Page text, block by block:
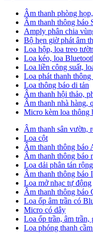
Âm thanh phòng
Âm thanh thông báo
Amply phân chia
Bộ hẹn giờ phát âm
Loa hộp, loa treo
Loa kéo, loa
Loa liền công suất,
Loa phát thanh thông
Loa thông báo di tản
Âm thanh hội thảo,
Âm thanh nhà hàng,
Micro kèm loa thông
Âm thanh sân vườn,
Loa cột
Âm thanh thông báo
Âm thanh thông báo
Loa dải phân tán rộng
Âm thanh thông báo
Loa mở nhạc tự động
Âm thanh thông báo
Loa ốp âm trần có
Micro có dây
Loa ốp trần, âm trần,
Loa phóng thanh